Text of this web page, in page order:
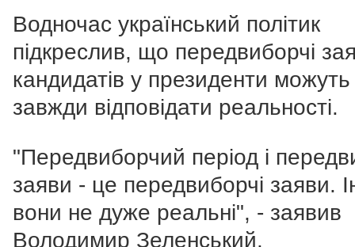
Водночас український політик
підкреслив, що передвиборчі
кандидатів у президенти
завжди відповідати реальності.
"Передвиборчий період і
заяви - це передвиборчі заяви.
вони не дуже реальні", - заявив
Володимир Зеленський.